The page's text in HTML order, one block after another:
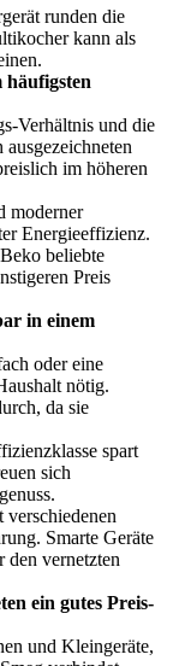
runden die
kann als
Verhältnis und die
im höheren
moderner
Energieeffizienz.
beliebte
Preis
in einem
oder eine
nötig.
da sie
spart
sich
Smarte Geräte
vernetzten
ein gutes Preis-
und Kleingeräte,